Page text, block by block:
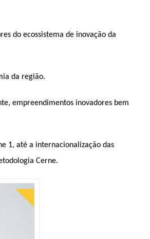
do ecossistema de inovação da
da região.
empreendimentos inovadores bem
1, até a internacionalização das
Cerne.